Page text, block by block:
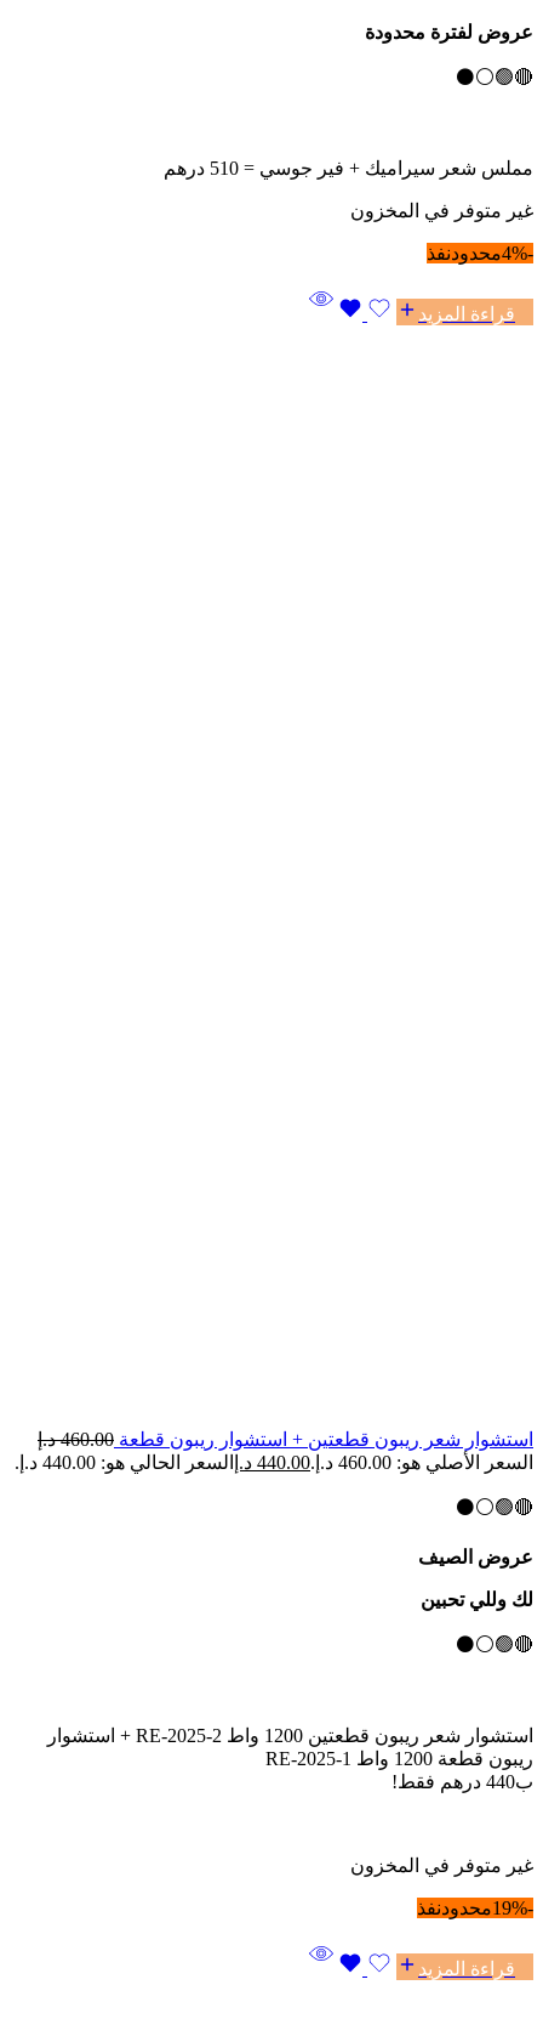
عروض لفترة محدودة
🔴🟢⚪⚫
مملس شعر سيراميك + فير جوسي = 510 درهم
غير متوفر في المخزون
-4% محدودنفذ
قراءة المزيد
استشوار شعر ريبون قطعتين + استشوار ريبون قطعة 460.00 د.إ
السعر الأصلي هو: 460.00 د.إ.
440.00 د.إ السعر الحالي هو: 440.00 د.إ.
🔴🟢⚪⚫
عروض الصيف
لك وللي تحبين
🔴🟢⚪⚫
استشوار شعر ريبون قطعتين 1200 واط RE-2025-2 + استشوار
ريبون قطعة 1200 واط RE-2025-1
ب440 درهم فقط!
غير متوفر في المخزون
-19% محدودنفذ
قراءة المزيد